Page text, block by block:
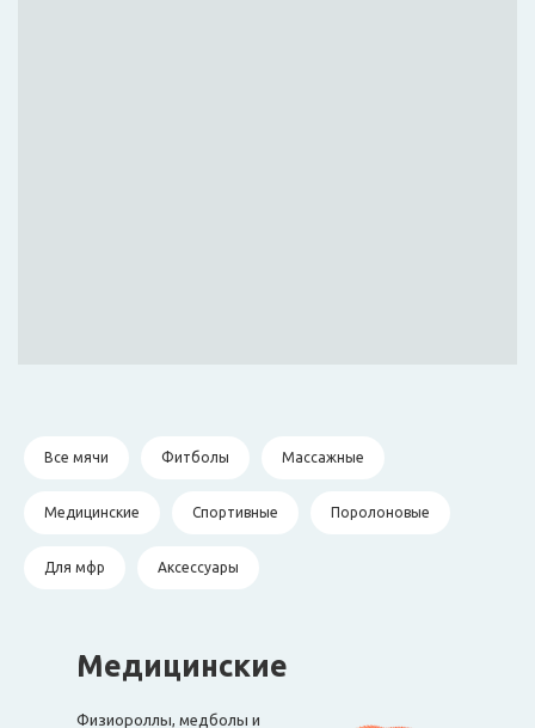
Все мячи Фитболы Массажные
Медицинские Спортивные Поролоновые
Для мфр Аксессуары
Медицинские
Физиороллы, медболы и